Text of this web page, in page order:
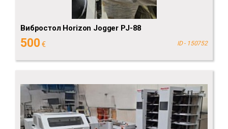
Вибростол Horizon Jogger PJ-88
500 € ID - 150752